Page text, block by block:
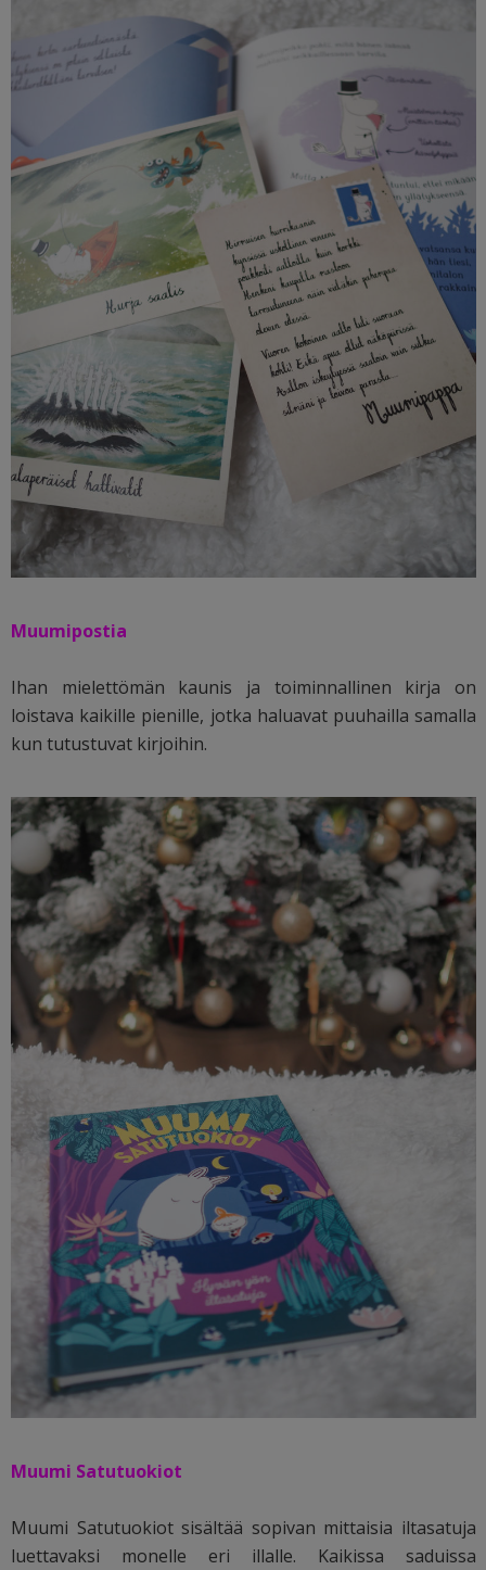
Muumipostia
Ihan mielettömän kaunis ja toiminnallinen kirja on
loistava kaikille pienille, jotka haluavat puuhailla samalla
kun tutustuvat kirjoihin.
Muumi Satutuokiot
Muumi Satutuokiot sisältää sopivan mittaisia iltasatuja
luettavaksi monelle eri illalle. Kaikissa saduissa